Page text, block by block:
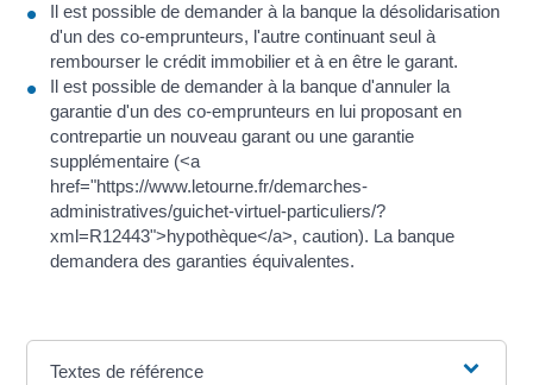
Il est possible de demander à la banque la désolidarisation
d'un des co-emprunteurs, l'autre continuant seul à
rembourser le crédit immobilier et à en être le garant.
Il est possible de demander à la banque d'annuler la
garantie d'un des co-emprunteurs en lui proposant en
contrepartie un nouveau garant ou une garantie
supplémentaire (<a
href="https://www.letourne.fr/demarches-
administratives/guichet-virtuel-particuliers/?
xml=R12443">hypothèque</a>, caution). La banque
demandera des garanties équivalentes.
Textes de référence